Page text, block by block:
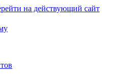
на действующий сайт